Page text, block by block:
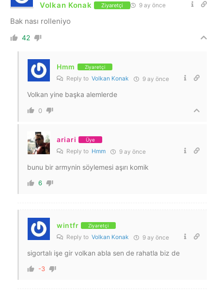
Volkan Konak Ziyaretçi 9 ay önce
Bak nası rolleniyo
42
Hmm Ziyaretçi
Reply to Volkan Konak 9 ay önce
Volkan yine başka alemlerde
0
ariari Üye
Reply to Hmm 9 ay önce
bunu bir armynin söylemesi aşırı komik
6
wintfr Ziyaretçi
Reply to Volkan Konak 9 ay önce
sigortalı işe gir volkan abla sen de rahatla biz de
-3